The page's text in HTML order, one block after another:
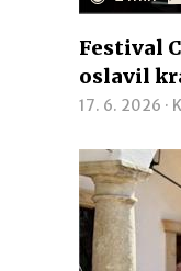
Festival
oslavil
17. 6. 2026 ·